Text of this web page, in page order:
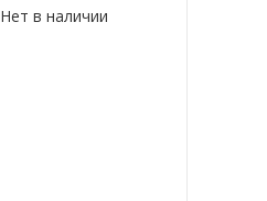
Нет в наличии